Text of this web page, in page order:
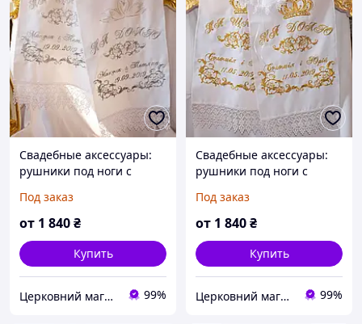
Свадебные аксессуары:
рушники под ноги с
Под заказ
от 1 840₴
Купить
Церковний магазин "Трикірій" 99%
Свадебные аксессуары:
рушники под ноги с
Под заказ
от 1 840₴
Купить
Церковний магазин "Трикірій" 99%